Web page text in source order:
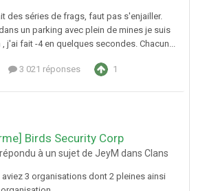
des séries de frags, faut pas s'enjailler.
un parking avec plein de mines je suis
j'ai fait -4 en quelques secondes. Chacun...
3 021 réponses 1
Birds Security Corp
à un sujet de JeyM dans Clans
3 organisations dont 2 pleines ainsi